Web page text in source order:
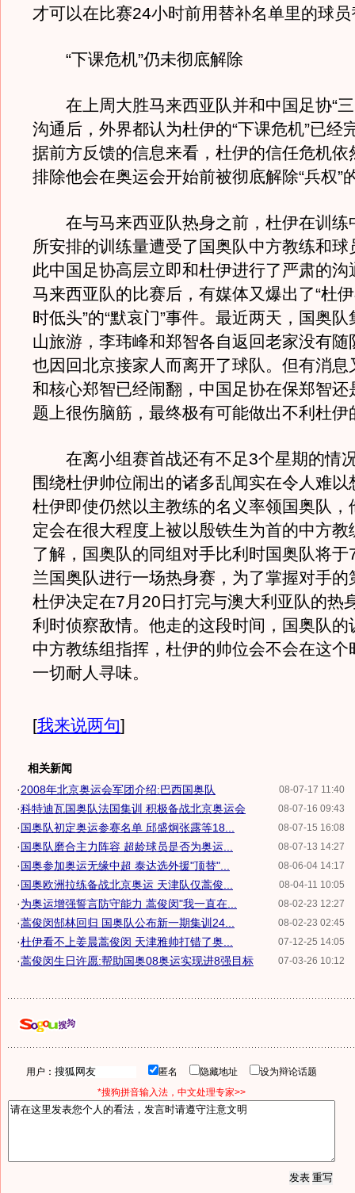
才可以在比赛24小时前用替补名单里的球
“下课危机”仍未彻底解除
在上周大胜马来西亚队并和中国足协“三
沟通后，外界都认为杜伊的“下课危机”已经
据前方反馈的信息来看，杜伊的信任危机依
排除他会在奥运会开始前被彻底解除“兵权”
在与马来西亚队热身之前，杜伊在训练
所安排的训练量遭受了国奥队中方教练和球
此中国足协高层立即和杜伊进行了严肃的沟
马来西亚队的比赛后，有媒体又爆出了“杜
时低头”的“默哀门”事件。最近两天，国奥
山旅游，李玮峰和郑智各自返回老家没有随
也因回北京接家人而离开了球队。但有消息
和核心郑智已经闹翻，中国足协在保郑智还
题上很伤脑筋，最终极有可能做出不利杜伊
在离小组赛首战还有不足3个星期的情
围绕杜伊帅位闹出的诸多乱闻实在令人难以
杜伊即使仍然以主教练的名义率领国奥队，
定会在很大程度上被以殷铁生为首的中方教
了解，国奥队的同组对手比利时国奥队将于
兰国奥队进行一场热身赛，为了掌握对手的
杜伊决定在7月20日打完与澳大利亚队的热
利时侦察敌情。他走的这段时间，国奥队的
中方教练组指挥，杜伊的帅位会不会在这个
一切耐人寻味。
[我来说两句]
相关新闻
08-07-17 11:40
·2008年北京奥运会军团介绍:巴西国奥队
08-07-16 09:43
·科特迪瓦国奥队法国集训 积极备战北京奥运会
08-07-15 16:08
·国奥队初定奥运参赛名单 邱盛炯张露等18...
08-07-13 14:27
·国奥队磨合主力阵容 超龄球员是否为奥运...
08-06-04 14:17
·国奥参加奥运无缘中超 泰达选外援"顶替"...
08-04-11 10:05
·国奥欧洲拉练备战北京奥运 天津队仅蒿俊...
08-02-23 12:27
·为奥运增强誓言防守能力 蒿俊闵"我一直在...
08-02-23 02:45
·蒿俊闵郜林回归 国奥队公布新一期集训24...
07-12-25 14:05
·杜伊看不上姜晨蒿俊闵 天津雅帅打错了奥...
07-03-26 10:12
·蒿俊闵生日许愿:帮助国奥08奥运实现进8强目标
用户： 匿名 隐藏地址
设为辩论话题
*搜狗拼音输入法，中文处理专家>>